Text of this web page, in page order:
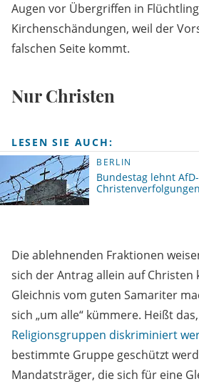
Augen vor Übergriffen in
Kirchenschändungen, weil der
falschen Seite kommt.
Nur Christen
LESEN SIE AUCH:
BERLIN
Bundestag lehnt
Die ablehnenden Fraktionen
sich der Antrag allein auf Christen
Gleichnis vom guten Samariter
sich „um alle“ kümmere. Heißt
Religionsgruppen diskriminiert
bestimmte Gruppe geschützt
Mandatsträger, die sich für eine